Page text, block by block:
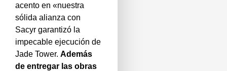
acento en «nuestra
sólida alianza con
Sacyr garantizó la
impecable ejecución de
Jade Tower. Además
de entregar las obras